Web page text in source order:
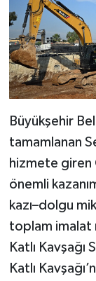
Büyükşehir
tamamlanan
hizmete giren
önemli
kazı–dolgu
toplam imalat
Katlı Kavşağı
Katlı